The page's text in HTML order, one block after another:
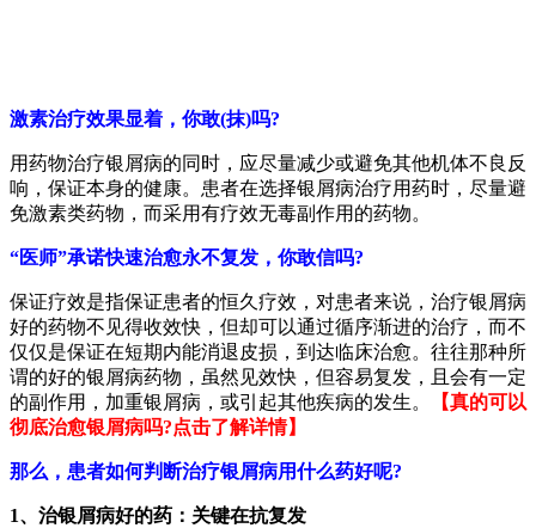
激素治疗效果显着，你敢(抹)吗?
用药物治疗银屑病的同时，应尽量减少或避免其他机体不良反
响，保证本身的健康。患者在选择银屑病治疗用药时，尽量避
免激素类药物，而采用有疗效无毒副作用的药物。
“医师”承诺快速治愈永不复发，你敢信吗?
保证疗效是指保证患者的恒久疗效，对患者来说，治疗银屑病
好的药物不见得收效快，但却可以通过循序渐进的治疗，而不
仅仅是保证在短期内能消退皮损，到达临床治愈。往往那种所
谓的好的银屑病药物，虽然见效快，但容易复发，且会有一定
的副作用，加重银屑病，或引起其他疾病的发生。
【真的可以
彻底治愈银屑病吗?点击了解详情】
那么，患者如何判断治疗银屑病用什么药好呢?
1、治银屑病好的药：关键在抗复发